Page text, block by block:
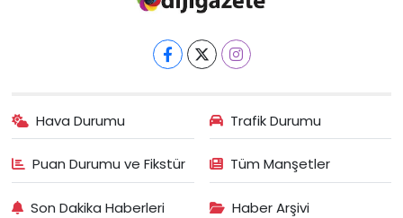
Hava Durumu Trafik Durumu
Puan Durumu ve Fikstür Tüm Manşetler
Son Dakika Haberleri Haber Arşivi